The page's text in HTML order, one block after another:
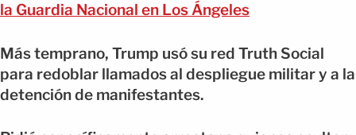
la Guardia Nacional en Los Ángeles
Más temprano, Trump usó su red Truth Social
para redoblar llamados al despliegue militar y a la
detención de manifestantes.